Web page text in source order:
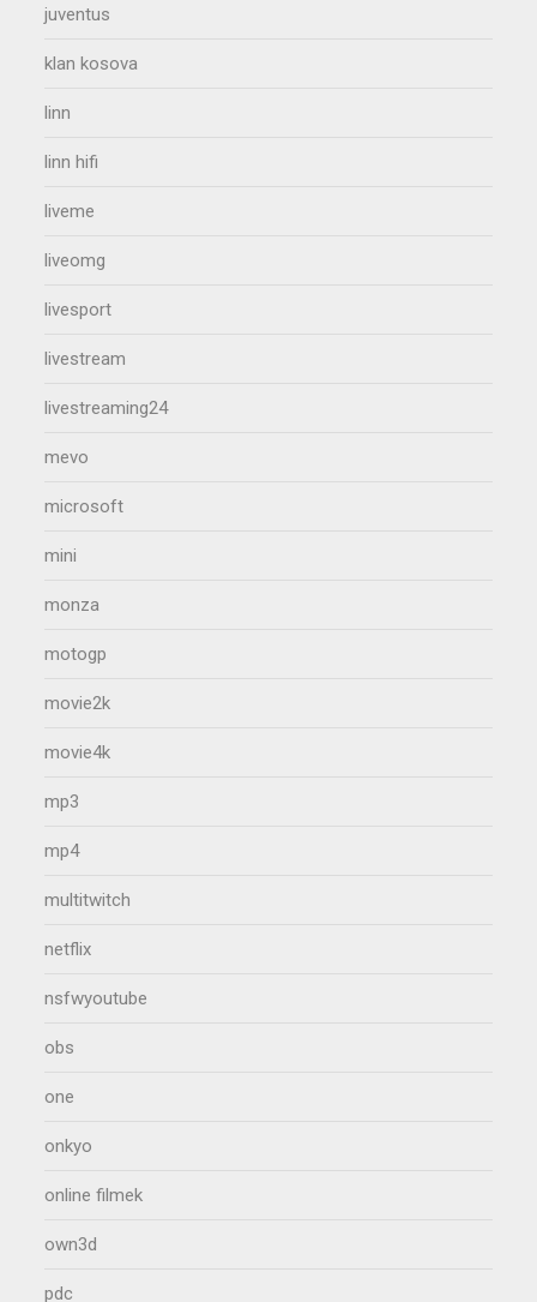
juventus
klan kosova
linn
linn hifi
liveme
liveomg
livesport
livestream
livestreaming24
mevo
microsoft
mini
monza
motogp
movie2k
movie4k
mp3
mp4
multitwitch
netflix
nsfwyoutube
obs
one
onkyo
online filmek
own3d
pdc